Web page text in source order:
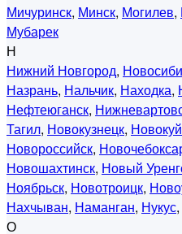
Мичуринск, Минск, Могилев,
Мубарек
Н
Нижний Новгород,
Назрань, Нальчик, Находка,
Нефтеюганск,
Тагил, Новокузнецк,
Новороссийск,
Новошахтинск, Новый
Ноябрьск, Новотроицк,
Нахчыван, Наманган, Нукус,
О